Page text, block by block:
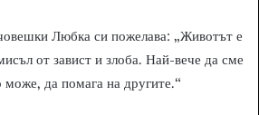
Любка си пожелава: „Животът е
от завист и злоба. Най-вече да сме
може, да помага на другите.“